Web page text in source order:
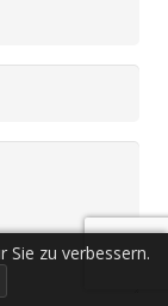
Sie zu verbessern.